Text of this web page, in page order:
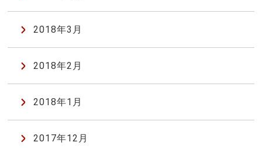
2018年3月
2018年2月
2018年1月
2017年12月